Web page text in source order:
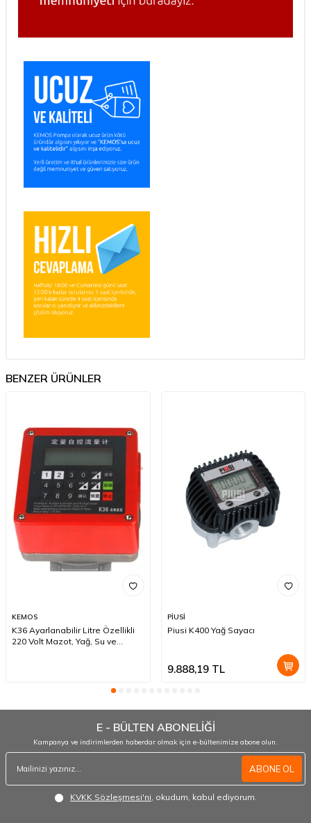
BENZER ÜRÜNLER
KEMOS
K36 Ayarlanabilir Litre Özellikli
220 Volt Mazot, Yağ, Su ve
PİUSİ
Piusi K400 Yağ Sayacı
9.888,19TL
E - BÜLTEN ABONELİĞİ
Kampanya ve indirimlerden haberdar olmak için e-bültenimize abone olun.
ABONE OL
KVKK Sözleşmesi'ni, okudum, kabul ediyorum.